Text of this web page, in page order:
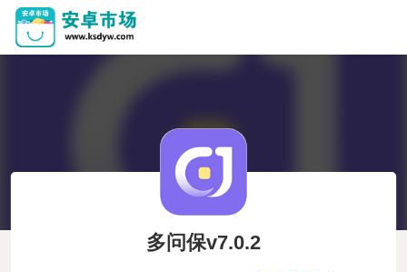
多问保v7.0.2